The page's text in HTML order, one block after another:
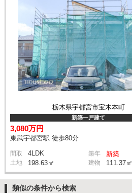
栃木県宇都宮市宝木本町
新築一戸建て
3,080万円
東武宇都宮駅 徒歩80分
間取 4LDK 築年 新築
土地 198.63㎡ 建物 111.37㎡
類似の条件から検索